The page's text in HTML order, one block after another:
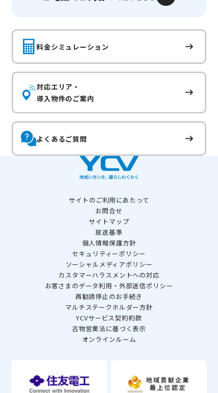
料金シミュレーション
対応エリア・
導入物件のご案内
よくあるご質問
サイトのご利用にあたって
お問合せ
サイトマップ
放送基準
個人情報保護方針
セキュリティーポリシー
ソーシャルメディアポリシー
カスタマーハラスメントへの対応
お客さまのデータ利用・外部送信ポリシー
再勧誘停止のお手続き
マルチステークホルダー方針
YCVサービス契約約款
古物営業法に基づく表示
オンラインルーム